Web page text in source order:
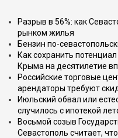
Разрыв в 56%: как
рынком жилья
Бензин по-
Как сохранить
Крыма на десятилетие
Российские торговые
арендаторы требуют
Июльский обвал или
случилось с ипотекой
Восьмой созыв
Севастополь считает,